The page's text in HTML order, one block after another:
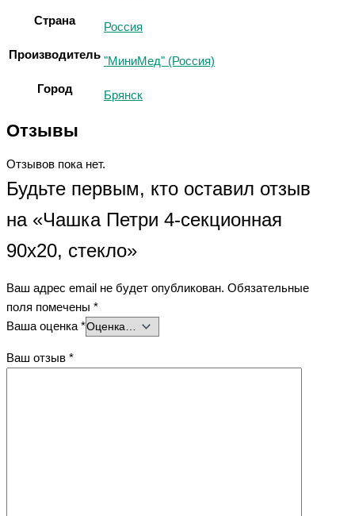
Страна Россия
Производитель "МиниМед" (Россия)
Город Брянск
Отзывы
Отзывов пока нет.
Будьте первым, кто оставил отзыв
на «Чашка Петри 4-секционная
90х20, стекло»
Ваш адрес email не будет опубликован. Обязательные
поля помечены *
Ваша оценка *
Ваш отзыв *